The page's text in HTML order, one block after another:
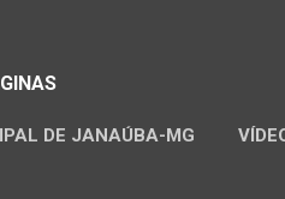
DE JANAÚBA-MG